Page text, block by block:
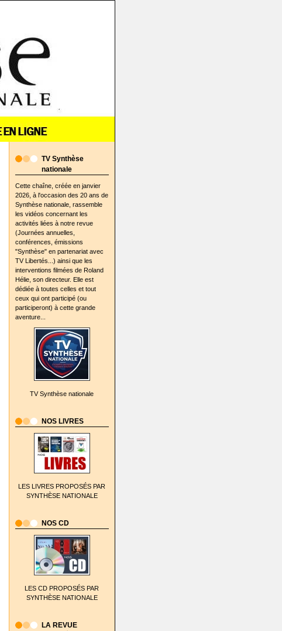
TV Synthèse
nationale
Cette chaîne, créée en janvier
2026, à l'occasion des 20 ans de
Synthèse nationale, rassemble
les vidéos concernant les
activités liées à notre revue
(Journées annuelles,
conférences, émissions
"Synthèse" en partenariat avec
TV Libertés...) ainsi que les
interventions filmées de Roland
Hélie, son directeur. Elle est
dédiée à toutes celles et tout
ceux qui ont participé (ou
participeront) à cette grande
aventure...
TV Synthèse nationale
NOS LIVRES
LES LIVRES PROPOSÉS PAR
SYNTHÈSE NATIONALE
NOS CD
LES CD PROPOSÉS PAR
SYNTHÈSE NATIONALE
LA REVUE